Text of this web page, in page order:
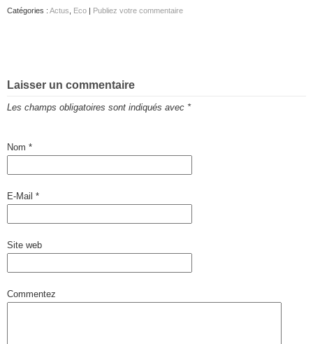
Catégories : Actus Eco | Publiez votre commentaire
Laisser un commentaire
Les champs obligatoires sont indiqués avec *
Nom *
E-Mail *
Site web
Commentez